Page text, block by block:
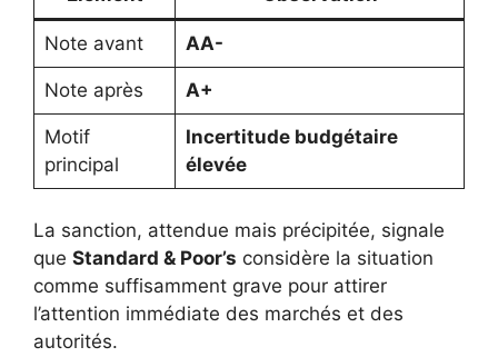
Note avant AA-
Note après A+
Motif
principal
Incertitude budgétaire
élevée
La sanction, attendue mais précipitée, signale
que Standard & Poor’s considère la situation
comme suffisamment grave pour attirer
l’attention immédiate des marchés et des
autorités.